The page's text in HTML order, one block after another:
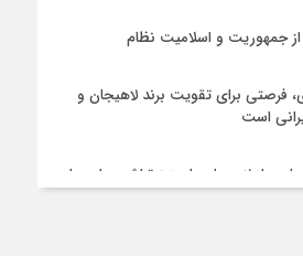
جمهوریت و اسلامیت نظام
فرصتی برای تقویت برند لاهیجان و
است
از لاهیجان یا هزینه‌تراشی برای چای